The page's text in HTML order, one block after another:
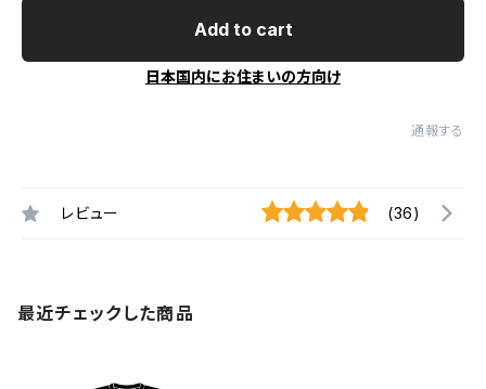
Add to cart
日本国内にお住まいの方向け
通報する
レビュー (36)
最近チェックした商品